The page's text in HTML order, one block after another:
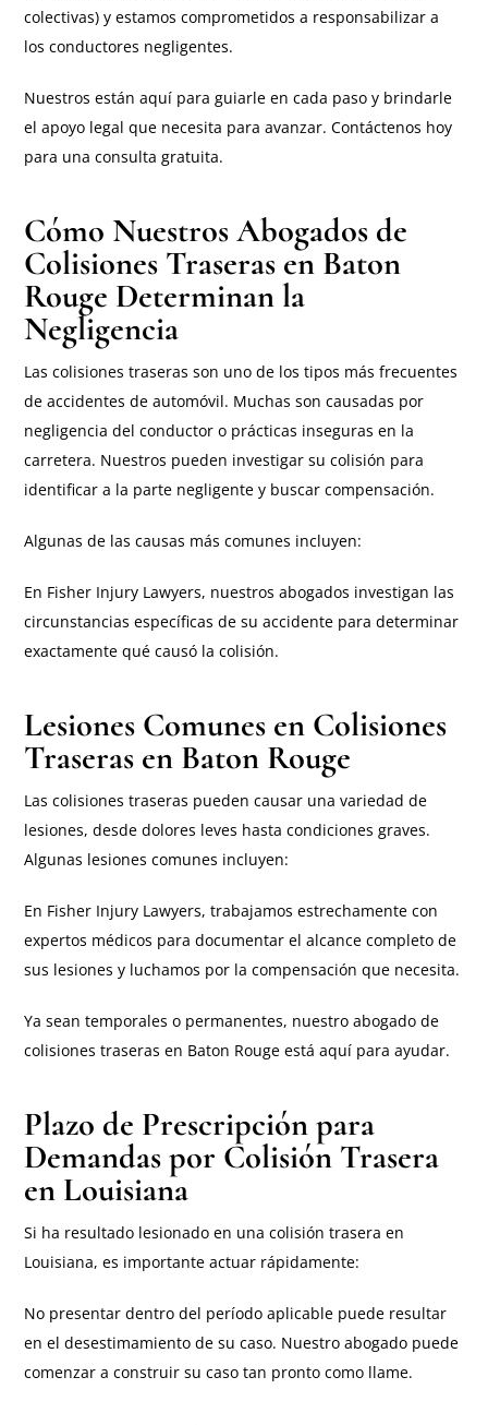
colectivas) y estamos comprometidos a responsabilizar a
los conductores negligentes.
Nuestrosestán aquí para guiarle en cada paso y brindarle
el apoyo legal que necesita para avanzar. Contáctenos hoy
para una consulta gratuita.
Cómo Nuestros Abogados de
Colisiones Traseras en Baton
Rouge Determinan la
Negligencia
Las colisiones traseras son uno de los tipos más frecuentes
de accidentes de automóvil. Muchas son causadas por
negligencia del conductor o prácticas inseguras en la
carretera. Nuestros pueden investigar su colisión para
identificar a la parte negligente y buscar compensación.
Algunas de las causas más comunes incluyen:
En Fisher Injury Lawyers, nuestros abogados investigan las
circunstancias específicas de su accidente para determinar
exactamente qué causó la colisión.
Lesiones Comunes en Colisiones
Traseras en Baton Rouge
Las colisiones traseras pueden causar una variedad de
lesiones, desde dolores leves hasta condiciones graves.
Algunas lesiones comunes incluyen:
En Fisher Injury Lawyers, trabajamos estrechamente con
expertos médicos para documentar el alcance completo de
sus lesiones y luchamos por la compensación que necesita.
Ya sean temporales o permanentes, nuestro abogado de
colisiones traseras en Baton Rouge está aquí para ayudar.
Plazo de Prescripción para
Demandas por Colisión Trasera
en Louisiana
Si ha resultado lesionado en una colisión trasera en
Louisiana, es importante actuar rápidamente:
No presentar dentro del período aplicable puede resultar
en el desestimamiento de su caso. Nuestro abogado puede
comenzar a construir su caso tan pronto como llame.